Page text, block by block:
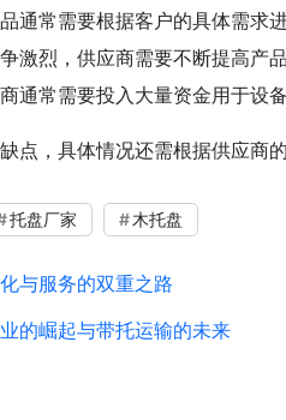
品通常需要根据客户的具体需求
激烈，供应商需要不断提高产
通常需要投入大量资金用于设
点，具体情况还需根据供应商
托盘厂家 木托盘
与服务的双重之路
的崛起与带托运输的未来